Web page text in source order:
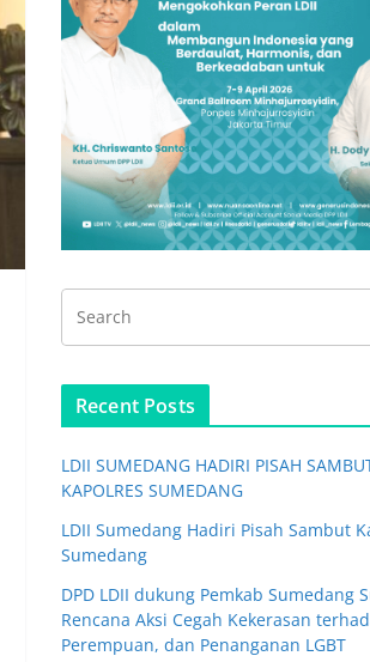
Recent Posts
LDII SUMEDANG HADIRI PISAH
KAPOLRES SUMEDANG
LDII Sumedang Hadiri Pisah Sambut
Sumedang
DPD LDII dukung Pemkab Sumedang
Rencana Aksi Cegah Kekerasan
Perempuan, dan Penanganan LGBT